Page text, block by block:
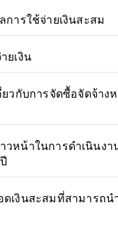
การใช้จ่ายเงินสะสม
ยเงิน
ยวกับการจัดซื้อจัดจ้าง
วหน้าในการดำเนินงา
ดเงินสะสมที่สามารถน